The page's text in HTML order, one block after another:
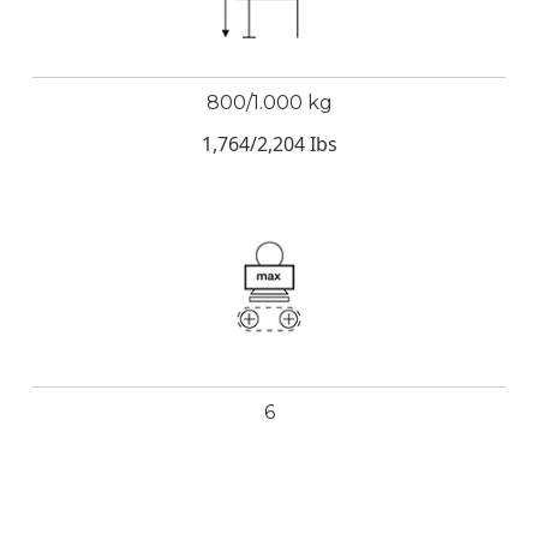
800/1.000 kg
1,764/2,204 Ibs
6